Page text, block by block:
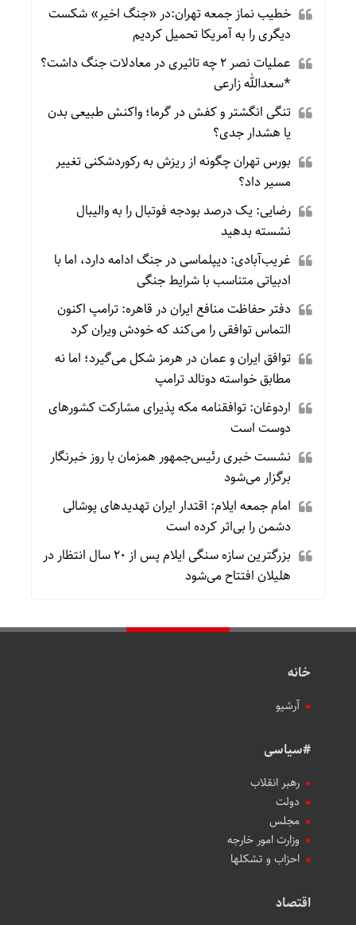
خطیب نماز جمعه تهران:در «جنگ اخیر» شکست
دیگری را به آمریکا تحمیل کردیم
عملیات نصر ۲ چه تاثیری در معادلات جنگ داشت؟
*سعدالله زارعی
تنگی انگشتر و کفش در گرما؛ واکنش طبیعی بدن
یا هشدار جدی؟
بورس تهران چگونه از ریزش به رکوردشکنی تغییر
مسیر داد؟
رضایی: یک درصد بودجه فوتبال را به والیبال
نشسته بدهید
غریب‌آبادی: دیپلماسی در جنگ ادامه دارد، اما با
ادبیاتی متناسب با شرایط جنگی
دفتر حفاظت منافع ایران در قاهره: ترامپ اکنون
التماس توافقی را می‌کند که خودش ویران کرد
توافق ایران و عمان در هرمز شکل می‌گیرد؛ اما نه
مطابق خواسته دونالد ترامپ
اردوغان: توافقنامه مکه پذیرای مشارکت کشورهای
دوست است
نشست خبری رئیس‌جمهور همزمان با روز خبرنگار
برگزار می‌شود
امام جمعه ایلام: اقتدار ایران تهدیدهای پوشالی
دشمن را بی‌اثر کرده است
بزرگترین سازه سنگی ایلام پس از ۲۰ سال انتظار در
هلیلان افتتاح می‌شود
خانه
آرشیو
#سیاسی
رهبر انقلاب
دولت
مجلس
وزارت امور خارجه
احزاب و تشکلها
اقتصاد